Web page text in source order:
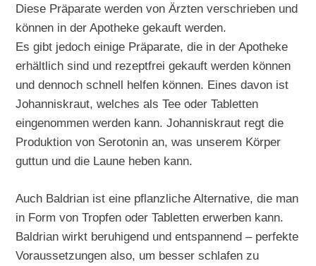
Diese Präparate werden von Ärzten verschrieben und
können in der Apotheke gekauft werden.
Es gibt jedoch einige Präparate, die in der Apotheke
erhältlich sind und rezeptfrei gekauft werden können
und dennoch schnell helfen können. Eines davon ist
Johanniskraut, welches als Tee oder Tabletten
eingenommen werden kann. Johanniskraut regt die
Produktion von Serotonin an, was unserem Körper
guttun und die Laune heben kann.
Auch Baldrian ist eine pflanzliche Alternative, die man
in Form von Tropfen oder Tabletten erwerben kann.
Baldrian wirkt beruhigend und entspannend – perfekte
Voraussetzungen also, um besser schlafen zu